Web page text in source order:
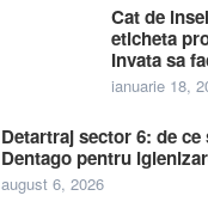
Cat de
eticheta
Invata sa
ianuarie 18,
Detartraj sector 6: de ce
Dentago pentru
august 6, 2026